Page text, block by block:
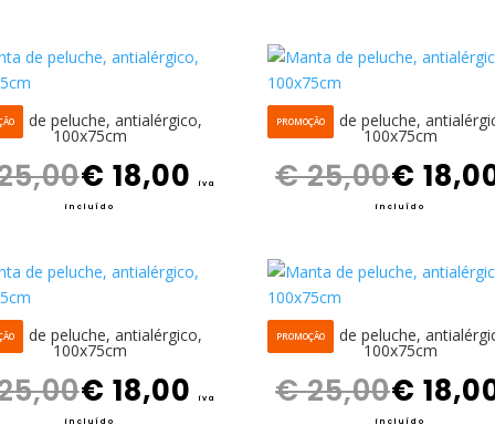
de peluche, antialérgico,
100x75cm
€ 18,00 iva
incluído
PROMOÇÃO
Manta de peluche,
100x75cm
€25,00€
incluído
de peluche, antialérgico,
100x75cm
€ 18,00 iva
incluído
PROMOÇÃO
Manta de peluche,
100x75cm
€25,00€
incluído